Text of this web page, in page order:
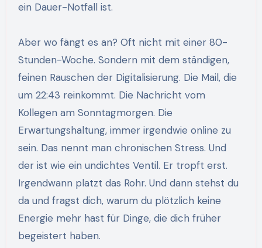
ein Dauer-Notfall ist.
Aber wo fängt es an? Oft nicht mit einer 80-
Stunden-Woche. Sondern mit dem ständigen,
feinen Rauschen der Digitalisierung. Die Mail, die
um 22:43 reinkommt. Die Nachricht vom
Kollegen am Sonntagmorgen. Die
Erwartungshaltung, immer irgendwie online zu
sein. Das nennt man chronischen Stress. Und
der ist wie ein undichtes Ventil. Er tropft erst.
Irgendwann platzt das Rohr. Und dann stehst du
da und fragst dich, warum du plötzlich keine
Energie mehr hast für Dinge, die dich früher
begeistert haben.